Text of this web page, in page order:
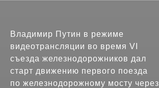
Владимир Путин в режиме
видеотрансляции во время VI
съезда железнодорожников дал
старт движению первого поезда
по железнодорожному мосту через